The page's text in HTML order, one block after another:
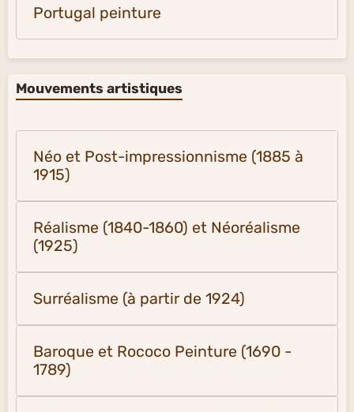
Portugal peinture
Mouvements artistiques
Néo et Post-impressionnisme (1885 à
1915)
Réalisme (1840-1860) et Néoréalisme
(1925)
Surréalisme (à partir de 1924)
Baroque et Rococo Peinture (1690 -
1789)